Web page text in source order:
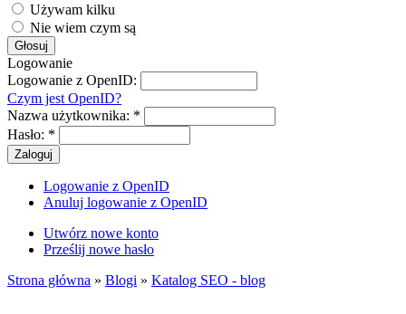
Używam kilku
Nie wiem czym są
Logowanie
Logowanie z OpenID:
Czym jest OpenID?
Nazwa użytkownika: *
Hasło: *
Logowanie z OpenID
Anuluj logowanie z OpenID
Utwórz nowe konto
Prześlij nowe hasło
Strona główna » Blogi » Katalog SEO - blog